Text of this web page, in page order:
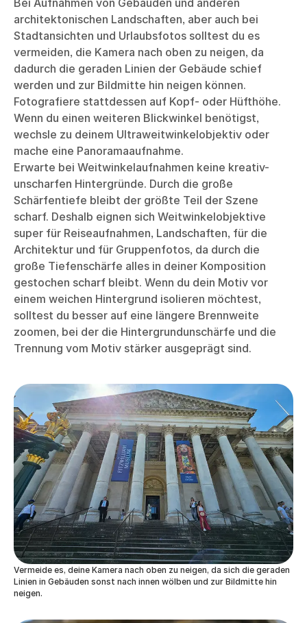
architektonischen Landschaften, aber auch bei
Stadtansichten und Urlaubsfotos solltest du es
vermeiden, die Kamera nach oben zu neigen, da
dadurch die geraden Linien der Gebäude schief
werden und zur Bildmitte hin neigen können.
Fotografiere stattdessen auf Kopf- oder Hüfthöhe.
Wenn du einen weiteren Blickwinkel benötigst,
wechsle zu deinem Ultraweitwinkelobjektiv oder
mache eine Panoramaaufnahme.
Erwarte bei Weitwinkelaufnahmen keine kreativ-
unscharfen Hintergründe. Durch die große
Schärfentiefe bleibt der größte Teil der Szene
scharf. Deshalb eignen sich Weitwinkelobjektive
super für Reiseaufnahmen, Landschaften, für die
Architektur und für Gruppenfotos, da durch die
große Tiefenschärfe alles in deiner Komposition
gestochen scharf bleibt. Wenn du dein Motiv vor
einem weichen Hintergrund isolieren möchtest,
solltest du besser auf eine längere Brennweite
zoomen, bei der die Hintergrundunschärfe und die
Trennung vom Motiv stärker ausgeprägt sind.
Vermeide es, deine Kamera nach oben zu neigen, da sich die geraden
Linien in Gebäuden sonst nach innen wölben und zur Bildmitte hin
neigen.